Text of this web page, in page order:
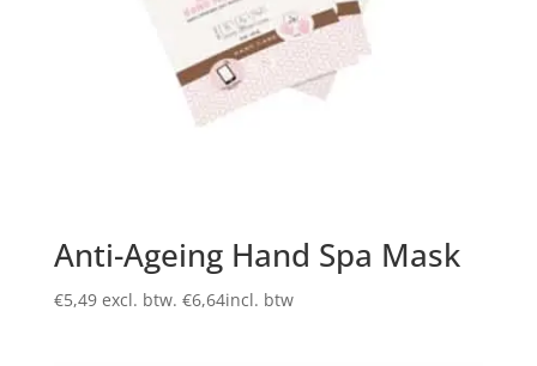
Anti-Ageing Hand Spa Mask
€5,49 excl. btw. €6,64incl. btw